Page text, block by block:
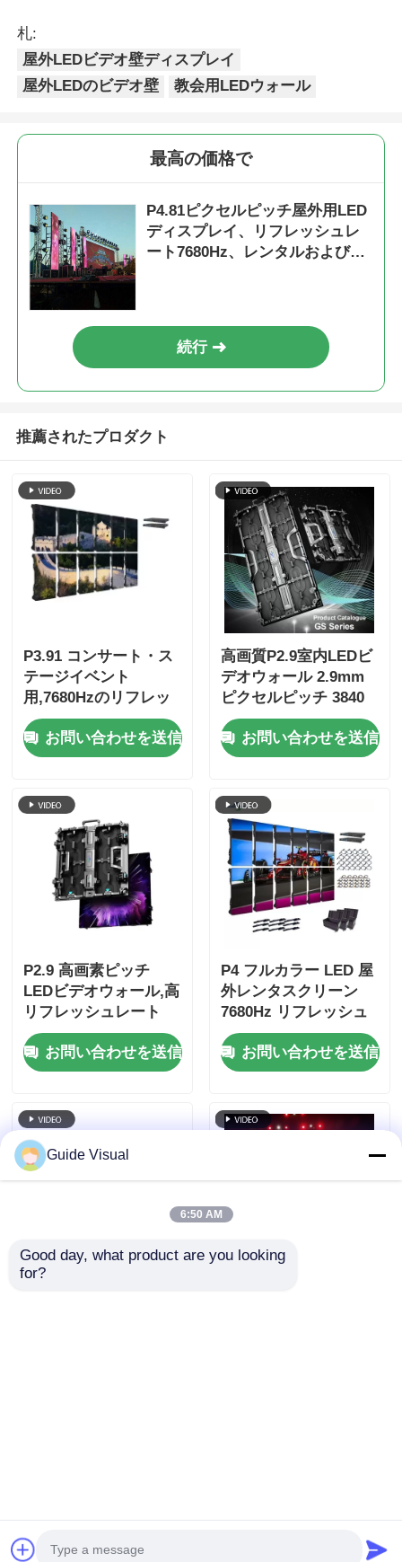
札:
屋外LEDビデオ壁ディスプレイ
屋外LEDのビデオ壁
教会用LEDウォール
最高の価格で
P4.81ピクセルピッチ屋外用LED
ディスプレイ、リフレッシュレ
ート7680Hz、レンタルおよびイ
続行
推薦されたプロダクト
P3.91 コンサート・ス
テージイベント
用,7680Hzのリフレッ
シュレート,フルカラー
ディスプレイ,IP65の保
護付きの屋外LED動画
お問い合わせを送信
高画質P2.9室内LEDビ
デオウォール 2.9mm
ピクセルピッチ 3840
Hzリフレッシュレート
と4500cd/sqm明るさ
お問い合わせを送信
P2.9 高画素ピッチ
LEDビデオウォール,高
リフレッシュレート
7680Hz,ステージイベ
ント用ダブルパワー&
シグナルバックアップ
お問い合わせを送信
P4 フルカラー LED 屋
外レンタスクリーン
7680Hz リフレッシュ
レートと IP65 防水 HD
ビデオ ウォールディス
プレイ
お問い合わせを送信
場.Copyright © 2026 Shenzhen Guide Technology
Guide Visual
6:50 AM
Good day, what product are you looking
for?